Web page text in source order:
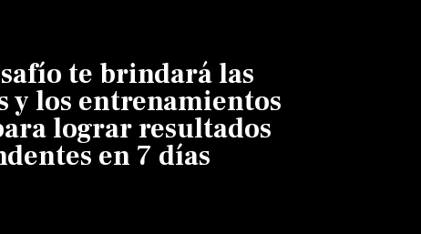
te brindará las
y los entrenamientos
lograr resultados
en 7 días